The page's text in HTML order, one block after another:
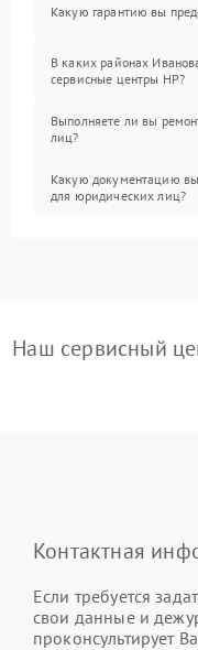
Какую гарантию вы
В каких районах
сервисные центры HP?
Выполняете ли вы
лиц?
Какую документацию вы
для юридических лиц?
Наш сервисный
Контактная
Если требуется
свои данные и
проконсультирует